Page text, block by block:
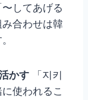
してあげる
合わせは韓
かす 「지키
使われるこ